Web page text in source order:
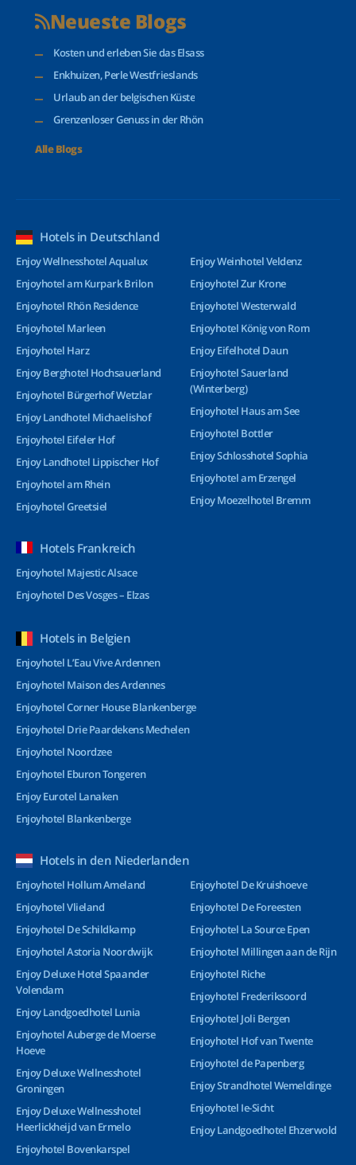
Neueste Blogs
Kosten und erleben Sie das Elsass
Enkhuizen, Perle Westfrieslands
Urlaub an der belgischen Küste
Grenzenloser Genuss in der Rhön
Alle Blogs
Hotels in Deutschland
Enjoy Wellnesshotel Aqualux
Enjoyhotel am Kurpark Brilon
Enjoyhotel Rhön Residence
Enjoyhotel Marleen
Enjoyhotel Harz
Enjoy Berghotel Hochsauerland
Enjoyhotel Bürgerhof Wetzlar
Enjoy Landhotel Michaelishof
Enjoyhotel Eifeler Hof
Enjoy Landhotel Lippischer Hof
Enjoyhotel am Rhein
Enjoyhotel Greetsiel
Enjoy Weinhotel Veldenz
Enjoyhotel Zur Krone
Enjoyhotel Westerwald
Enjoyhotel König von Rom
Enjoy Eifelhotel Daun
Enjoyhotel Sauerland
(Winterberg)
Enjoyhotel Haus am See
Enjoyhotel Bottler
Enjoy Schlosshotel Sophia
Enjoyhotel am Erzengel
Enjoy Moezelhotel Bremm
Hotels Frankreich
Enjoyhotel Majestic Alsace
Enjoyhotel Des Vosges – Elzas
Hotels in Belgien
Enjoyhotel L’Eau Vive Ardennen
Enjoyhotel Maison des Ardennes
Enjoyhotel Corner House Blankenberge
Enjoyhotel Drie Paardekens Mechelen
Enjoyhotel Noordzee
Enjoyhotel Eburon Tongeren
Enjoy Eurotel Lanaken
Enjoyhotel Blankenberge
Hotels in den Niederlanden
Enjoyhotel Hollum Ameland
Enjoyhotel Vlieland
Enjoyhotel De Schildkamp
Enjoyhotel Astoria Noordwijk
Enjoy Deluxe Hotel Spaander
Volendam
Enjoy Landgoedhotel Lunia
Enjoyhotel Auberge de Moerse
Hoeve
Enjoy Deluxe Wellnesshotel
Groningen
Enjoy Deluxe Wellnesshotel
Heerlickheijd van Ermelo
Enjoyhotel Bovenkarspel
Enjoyhotel De Kruishoeve
Enjoyhotel De Foreesten
Enjoyhotel La Source Epen
Enjoyhotel Millingen aan de Rijn
Enjoyhotel Riche
Enjoyhotel Frederiksoord
Enjoyhotel Joli Bergen
Enjoyhotel Hof van Twente
Enjoyhotel de Papenberg
Enjoy Strandhotel Wemeldinge
Enjoyhotel Ie-Sicht
Enjoy Landgoedhotel Ehzerwold